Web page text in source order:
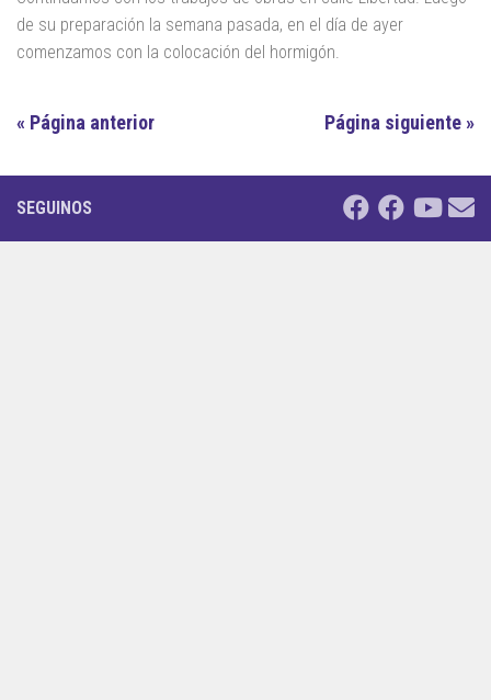
de su preparación la semana pasada, en el día de ayer
comenzamos con la colocación del hormigón.
« Página anterior Página siguiente »
SEGUINOS